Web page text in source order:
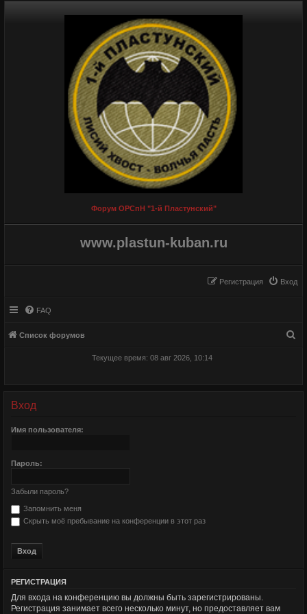
Форум ОРСпН "1-й Пластунский"
www.plastun-kuban.ru
Вход
Регистрация
FAQ
Список форумов
Текущее время: 08 авг 2026, 10:14
Вход
Имя пользователя:
Пароль:
Забыли пароль?
Запомнить меня
Скрыть моё пребывание на конференции в этот раз
РЕГИСТРАЦИЯ
Для входа на конференцию вы должны быть зарегистрированы.
Регистрация занимает всего несколько минут, но предоставляет вам